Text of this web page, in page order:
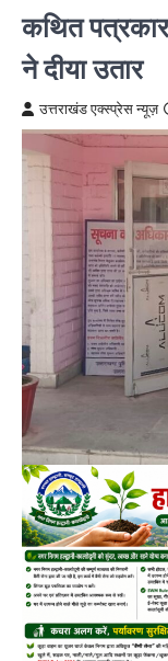
कथित
ने दीया उतार
उत्तराखंड एक्स्प्रेस न्यूज़